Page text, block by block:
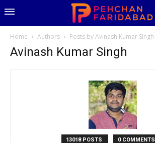
Home Authors Posts by Avinash Kumar Singh
Avinash Kumar Singh
13018 POSTS 0 COMMENTS